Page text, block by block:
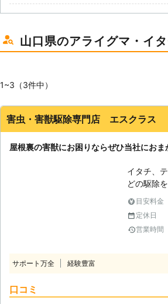
山口県のアライグマ・イ
1~3（3件中）
害虫・害獣駆除専門店 エスクラス
屋根裏の害獣にお困りならぜひ当社におま
イタチ、
どの駆除
ご家庭が
殖もする
しに影響
にご家族
烈な臭いが
目安料金
定休日
営業時間
サポート万全 経験豊富
口コミ